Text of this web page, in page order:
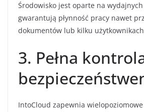
Środowisko jest oparte na
gwarantują płynność pracy nawet
dokumentów lub kilku
3. Pełna
IntoCloud zapewnia